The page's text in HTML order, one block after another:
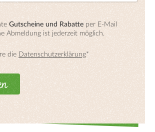
Gutscheine und Rabatte per E-Mail
Abmeldung ist jederzeit möglich.
die Datenschutzerklärung*